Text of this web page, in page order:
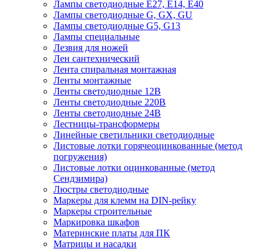
Лампы светодиодные E27, E14, E40
Лампы светодиодные G, GX, GU
Лампы светодиодные G5, G13
Лампы специальные
Лезвия для ножей
Лен сантехнический
Лента спиральная монтажная
Ленты монтажные
Ленты светодиодные 12В
Ленты светодиодные 220В
Ленты светодиодные 24В
Лестницы-трансформеры
Линейные светильники светодиодные
Листовые лотки горячеоцинкованные (метод
погружения)
Листовые лотки оцинкованные (метод
Сендзимира)
Люстры светодиодные
Маркеры для клемм на DIN-рейку
Маркеры строительные
Маркировка шкафов
Материнские платы для ПК
Матрицы и насадки